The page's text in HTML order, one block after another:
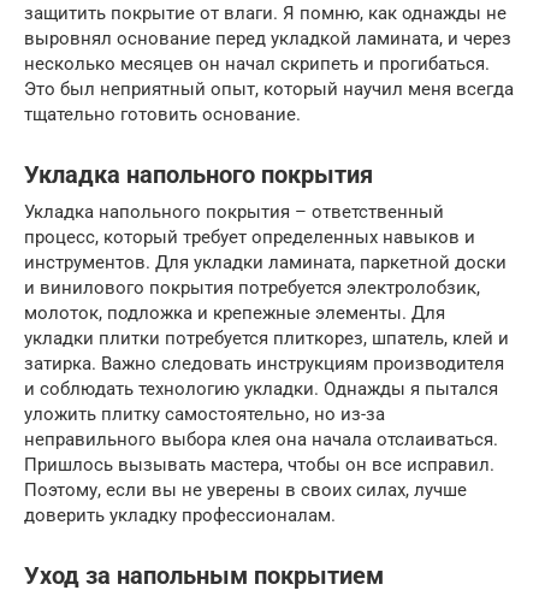
защитить покрытие от влаги. Я помню, как однажды не
выровнял основание перед укладкой ламината, и через
несколько месяцев он начал скрипеть и прогибаться.
Это был неприятный опыт, который научил меня всегда
тщательно готовить основание.
Укладка напольного покрытия
Укладка напольного покрытия – ответственный
процесс, который требует определенных навыков и
инструментов. Для укладки ламината, паркетной доски
и винилового покрытия потребуется электролобзик,
молоток, подложка и крепежные элементы. Для
укладки плитки потребуется плиткорез, шпатель, клей и
затирка. Важно следовать инструкциям производителя
и соблюдать технологию укладки. Однажды я пытался
уложить плитку самостоятельно, но из-за
неправильного выбора клея она начала отслаиваться.
Пришлось вызывать мастера, чтобы он все исправил.
Поэтому, если вы не уверены в своих силах, лучше
доверить укладку профессионалам.
Уход за напольным покрытием